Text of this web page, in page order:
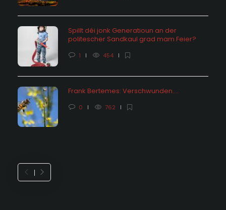
Spillt déi jonk Generatioun an der
politescher Sandkaul grad mam Feier?
1 454
Frank Bertemes: Verschwunden….
0 762